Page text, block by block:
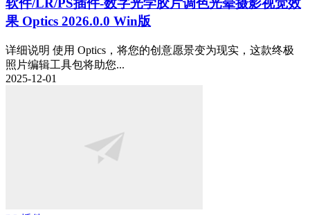
软件/LR/PS插件-数字光学胶片调色光晕摄影视觉效
果 Optics 2026.0.0 Win版
详细说明 使用 Optics，将您的创意愿景变为现实，这款终极
照片编辑工具包将助您...
2025-12-01